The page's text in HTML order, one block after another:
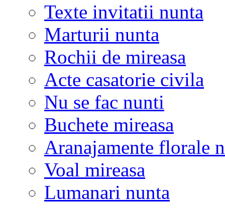
Texte invitatii nunta
Marturii nunta
Rochii de mireasa
Acte casatorie civila
Nu se fac nunti
Buchete mireasa
Aranajamente florale
Voal mireasa
Lumanari nunta